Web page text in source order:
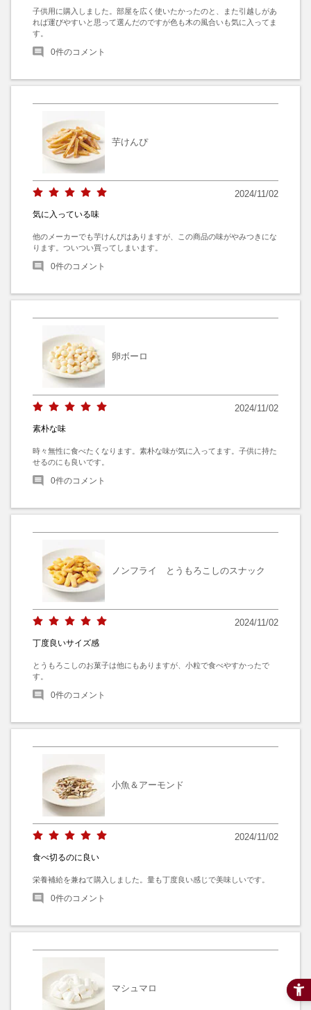
子供用に購入しました。部屋を広く使いたかったのと、また引越しがあ
れば運びやすいと思って選んだのですが色も木の風合いも気に入ってま
す。
0件のコメント
芋けんぴ
2024/11/02
気に入っている味
他のメーカーでも芋けんぴはありますが、この商品の味がやみつきにな
ります。ついつい買ってしまいます。
0件のコメント
卵ボーロ
2024/11/02
素朴な味
時々無性に食べたくなります。素朴な味が気に入ってます。子供に持た
せるのにも良いです。
0件のコメント
ノンフライ とうもろこしのスナック
2024/11/02
丁度良いサイズ感
とうもろこしのお菓子は他にもありますが、小粒で食べやすかったで
す。
0件のコメント
小魚＆アーモンド
2024/11/02
食べ切るのに良い
栄養補給を兼ねて購入しました。量も丁度良い感じで美味しいです。
0件のコメント
マシュマロ